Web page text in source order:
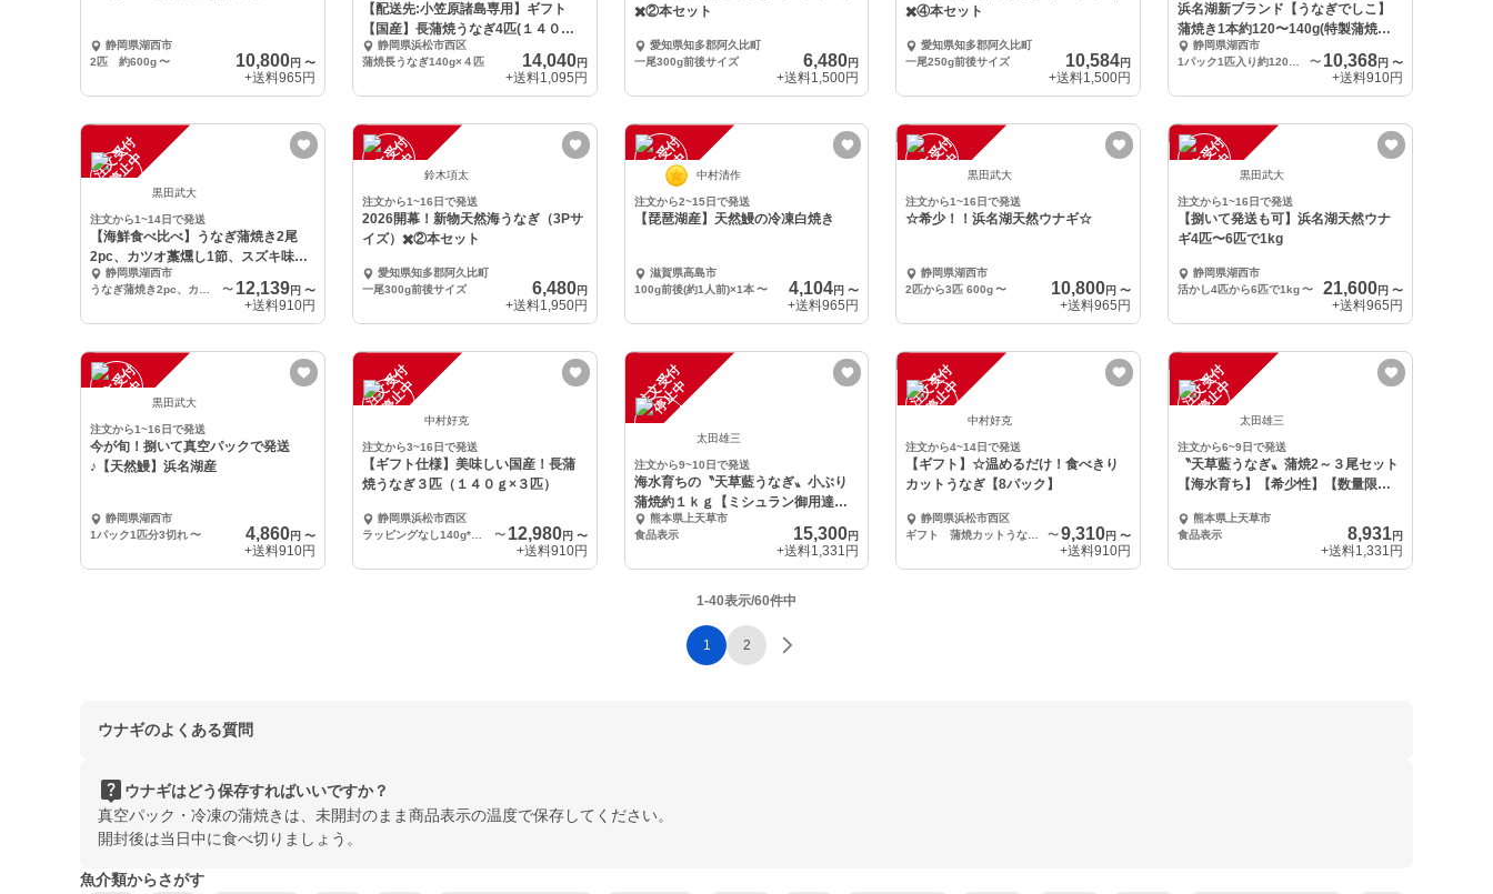
静岡県湖西市
2匹 約600g〜 10,800円 〜
+送料965円
【配送先:小笠原諸島専用】ギフト
【国産】長蒲焼うなぎ4匹(１４０ｇ×
４匹)静岡県浜松市西区
蒲焼長うなぎ140g×４匹
14,040円
+送料1,095円
✖️②本セット
愛知県知多郡阿久比町
一尾300g前後サイズ
6,480円
+送料1,500円
✖️④本セット
愛知県知多郡阿久比町
一尾250g前後サイズ
10,584円
+送料1,500円
浜名湖新ブランド【うなぎでしこ】
蒲焼き1本約120〜140g(特製蒲焼ダ
レ付き)
静岡県湖西市
〜 10,368円 〜
+送料910円
注
文
受
付
停
止
中
黒田武大
注文から1~14日で発送
【海鮮食べ比べ】うなぎ蒲焼き2尾
2pc、カツオ藁燻し1節、スズキ味醂
干し2pc
静岡県湖西市
〜 12,139円 〜
+送料910円
注
文
受
付
停
止
中 鈴木項太
注文から1~16日で発送
2026開幕！新物天然海うなぎ（3Pサ
イズ）✖️②本セット
愛知県知多郡阿久比町
一尾300g前後サイズ
6,480円
+送料1,950円
注
文
受
付
停
止
中 中村清作
注文から2~15日で発送
​【琵琶湖産】天然鰻の冷凍白焼き
滋賀県高島市
100g前後(約1人前)×1本 〜 4,104円〜
+送料965円
注
文
受
付
停
止
中 黒田武大
注文から1~16日で発送
☆希少！！浜名湖天然ウナギ☆
静岡県湖西市
2匹から3匹 600g 〜 10,800円〜
+送料965円
注
文
受
付
停
止
中 黒田武大
注文から1~16日で発送
【捌いて発送も可】浜名湖天然ウナ
ギ4匹〜6匹で1kg
静岡県湖西市
活かし4匹から6匹で1kg〜 21,600円 〜
+送料965円
注
文
受
付
停
止
中 黒田武大
注文から1~16日で発送
今が旬！捌いて真空パックで発送
♪【天然鰻】浜名湖産
静岡県湖西市
1パック1匹分3切れ〜 4,860円 〜
+送料910円
注
文
受
付
停
止
中
中村好克
注文から3~16日で発送
【ギフト仕様】美味しい国産！長蒲
焼うなぎ３匹（１４０ｇ×３匹）
静岡県浜松市西区
ラッピングなし140g*３匹蒲焼うなぎ
〜 12,980円 〜
+送料910円
注
文
受
付
停
止
中
太田雄三
注文から9~10日で発送
海水育ちの〝天草藍うなぎ〟小ぶり
蒲焼約１ｋｇ【ミシュラン御用達】
【伊勢神宮奉納】
熊本県上天草市
食品表示
15,300円
+送料1,331円
注
文
受
付
停
止
中
中村好克
注文から4~14日で発送
【ギフト】☆温めるだけ！食べきり
カットうなぎ【8パック】
静岡県浜松市西区
〜9,310円〜
+送料910円
注
文
受
付
停
止
中
太田雄三
注文から6~9日で発送
〝天草藍うなぎ〟蒲焼2～３尾セット
【海水育ち】【希少性】【数量限
熊本県上天草市
食品表示
8,931円
+送料1,331円
1-40表示/60件中
1 2
ウナギのよくある質問
live_help ウナギはどう保存すればいいですか？
真空パック・冷凍の蒲焼きは、未開封のまま商品表示の温度で保存してください。
開封後は当日中に食べ切りましょう。
魚介類からさがす